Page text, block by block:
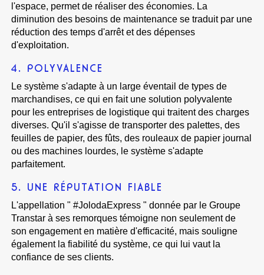
l'espace, permet de réaliser des économies. La
diminution des besoins de maintenance se traduit par une
réduction des temps d'arrêt et des dépenses
d'exploitation.
4. POLYVALENCE
Le système s'adapte à un large éventail de types de
marchandises, ce qui en fait une solution polyvalente
pour les entreprises de logistique qui traitent des charges
diverses. Qu'il s'agisse de transporter des palettes, des
feuilles de papier, des fûts, des rouleaux de papier journal
ou des machines lourdes, le système s'adapte
parfaitement.
5. UNE RÉPUTATION FIABLE
L'appellation " #JolodaExpress " donnée par le Groupe
Transtar à ses remorques témoigne non seulement de
son engagement en matière d'efficacité, mais souligne
également la fiabilité du système, ce qui lui vaut la
confiance de ses clients.